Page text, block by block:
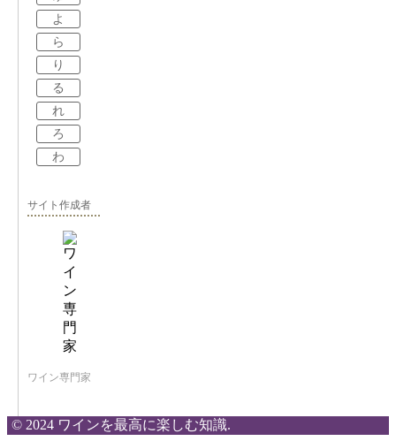
よ
ら
り
る
れ
ろ
わ
サイト作成者
ワイン専門家
© 2024 ワインを最高に楽しむ知識.